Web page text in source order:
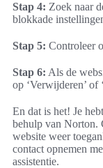
Stap 4: Zoek naar
blokkade
Stap 5: Controleer
Stap 6: Als de
op ‘Verwijderen’ of
En dat is het! Je
behulp van Norton.
website weer
contact opnemen
assistentie.